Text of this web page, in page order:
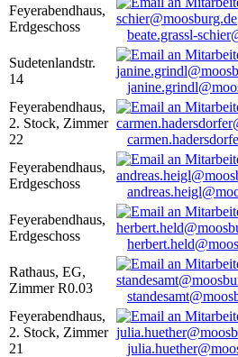
Feyerabendhaus,
Erdgeschoss
beate.grassl-
Sudetenlandstr.
14
Feyerabendhaus,
2. Stock, Zimmer
22
Feyerabendhaus,
Erdgeschoss
Feyerabendhaus,
Erdgeschoss
Rathaus, EG,
Zimmer R0.03
Feyerabendhaus,
2. Stock, Zimmer
21